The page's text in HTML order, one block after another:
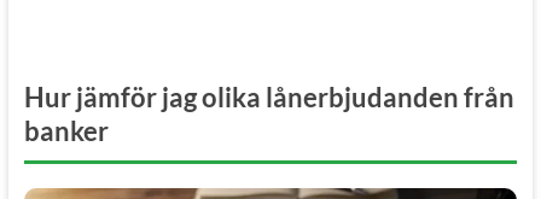
Hur jämför jag olika lånerbjudanden från
banker